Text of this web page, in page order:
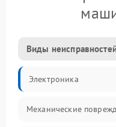
Виды
Электроника
Механические